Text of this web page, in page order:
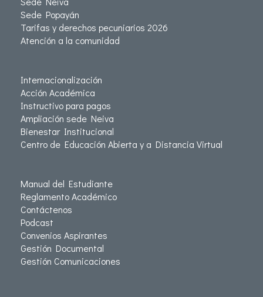
Sede Popayán
Tarifas y derechos pecuniarios 2026
Atención a la comunidad
Internacionalización
Acción Académica
Instructivo para pagos
Ampliación sede Neiva
Bienestar Institucional
Centro de Educación Abierta y a Distancia Virtual
Manual del Estudiante
Reglamento Académico
Contáctenos
Podcast
Convenios Aspirantes
Gestión Documental
Gestión Comunicaciones